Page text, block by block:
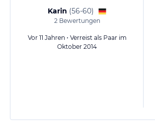
Karin (56-60)
2Bewertungen
Vor 11 Jahren • Verreist als Paar im
Oktober 2014